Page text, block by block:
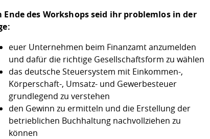
Ende des Workshops seid ihr problemlos in der
euer Unternehmen beim Finanzamt anzumelden
und dafür die richtige Gesellschaftsform zu wählen
das deutsche Steuersystem mit Einkommen-,
Körperschaft-, Umsatz- und Gewerbesteuer
grundlegend zu verstehen
den Gewinn zu ermitteln und die Erstellung der
betrieblichen Buchhaltung nachvollziehen zu
können